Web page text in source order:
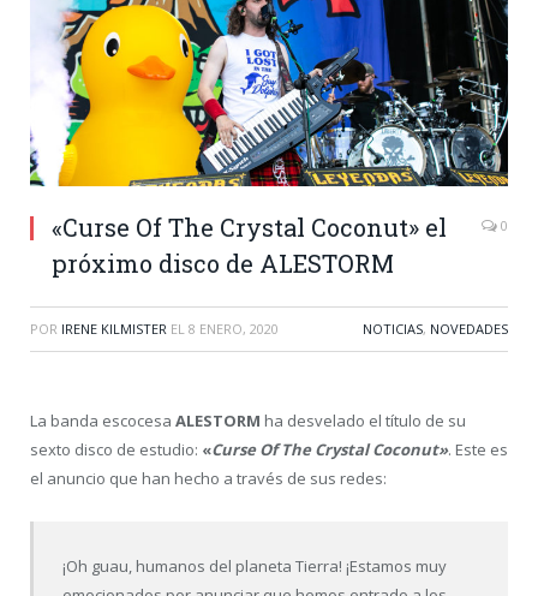
«Curse Of The Crystal Coconut» el
próximo disco de ALESTORM
0
POR IRENE KILMISTER EL 8 ENERO, 2020 NOTICIAS, NOVEDADES
La banda escocesa ALESTORM ha desvelado el título de su
sexto disco de estudio: «Curse Of The Crystal Coconut». Este es
el anuncio que han hecho a través de sus redes:
¡Oh guau, humanos del planeta Tierra! ¡Estamos muy